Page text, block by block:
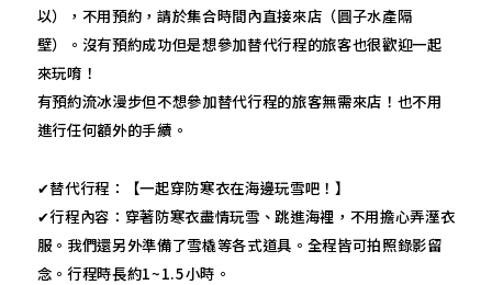
以），不用預約，請於集合時間內直接來店（圓子水產隔
壁）。沒有預約成功但是想參加替代行程的旅客也很歡迎一起
來玩唷！
有預約流冰漫步但不想參加替代行程的旅客無需來店！也不用
進行任何額外的手續。
✔替代行程：【一起穿防寒衣在海邊玩雪吧！】
✔行程內容：穿著防寒衣盡情玩雪、跳進海裡，不用擔心弄溼衣
服。我們還另外準備了雪橇等各式道具。全程皆可拍照錄影留
念。行程時長約1~1.5小時。